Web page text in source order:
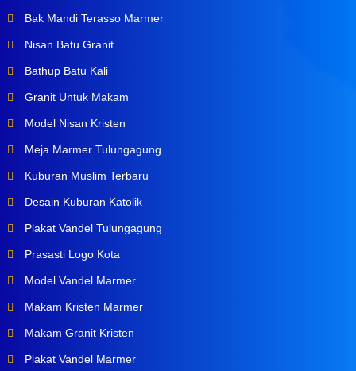
Bak Mandi Terasso Marmer
Nisan Batu Granit
Bathup Batu Kali
Granit Untuk Makam
Model Nisan Kristen
Meja Marmer Tulungagung
Kuburan Muslim Terbaru
Desain Kuburan Katolik
Plakat Vandel Tulungagung
Prasasti Logo Kota
Model Vandel Marmer
Makam Kristen Marmer
Makam Granit Kristen
Plakat Vandel Marmer